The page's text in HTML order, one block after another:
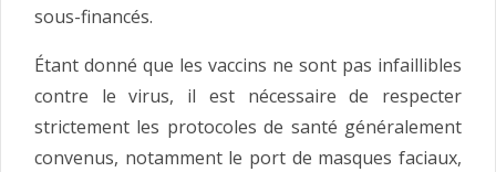
sous-financés.
Étant donné que les vaccins ne sont pas infaillibles
contre le virus, il est nécessaire de respecter
strictement les protocoles de santé généralement
convenus, notamment le port de masques faciaux,